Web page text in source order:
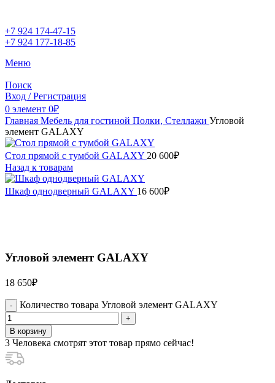
+7 924 174-47-15
+7 924 177-18-85
Меню
Поиск
Вход / Регистрация
0 элемент 0₽
Главная Мебель для гостиной Полки, Стеллажи Угловой
элемент GALAXY
Стол прямой с тумбой GALAXY 20 600₽
Назад к товарам
Шкаф однодверный GALAXY 16 600₽
Угловой элемент GALAXY
18 650₽
Количество товара Угловой элемент GALAXY
В корзину
3 Человека смотрят этот товар прямо сейчас!